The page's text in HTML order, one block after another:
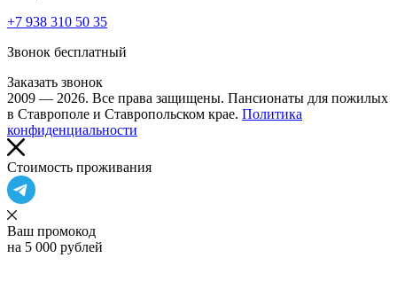
+7 938 310 50 35
Звонок бесплатный
Заказать звонок
2009 — 2026. Все права защищены. Пансионаты для пожилых
в Ставрополе и Ставропольском крае. Политика
конфиденциальности
Cтоимость проживания
Ваш промокод
на 5 000 рублей